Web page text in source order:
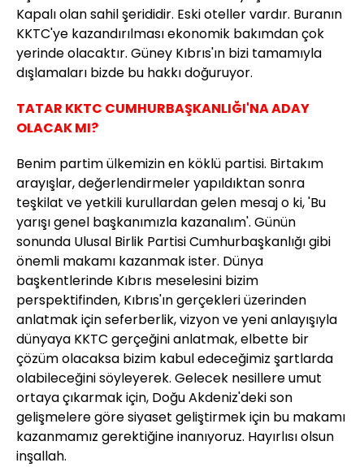
Kapalı olan sahil şerididir. Eski oteller vardır. Buranın
KKTC'ye kazandırılması ekonomik bakımdan çok
yerinde olacaktır. Güney Kıbrıs'ın bizi tamamıyla
dışlamaları bizde bu hakkı doğuruyor.
TATAR KKTC CUMHURBAŞKANLIĞI'NA ADAY
OLACAK MI?
Benim partim ülkemizin en köklü partisi. Birtakım
arayışlar, değerlendirmeler yapıldıktan sonra
teşkilat ve yetkili kurullardan gelen mesaj o ki, 'Bu
yarışı genel başkanımızla kazanalım'. Günün
sonunda Ulusal Birlik Partisi Cumhurbaşkanlığı gibi
önemli makamı kazanmak ister. Dünya
başkentlerinde Kıbrıs meselesini bizim
perspektifinden, Kıbrıs'ın gerçekleri üzerinden
anlatmak için seferberlik, vizyon ve yeni anlayışıyla
dünyaya KKTC gerçeğini anlatmak, elbette bir
çözüm olacaksa bizim kabul edeceğimiz şartlarda
olabileceğini söyleyerek. Gelecek nesillere umut
ortaya çıkarmak için, Doğu Akdeniz'deki son
gelişmelere göre siyaset geliştirmek için bu makamı
kazanmamız gerektiğine inanıyoruz. Hayırlısı olsun
inşallah.